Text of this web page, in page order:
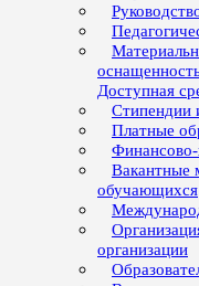
Доступная
Стипендии
Платные
Финансово-
Вакантные
обучающихся
организации